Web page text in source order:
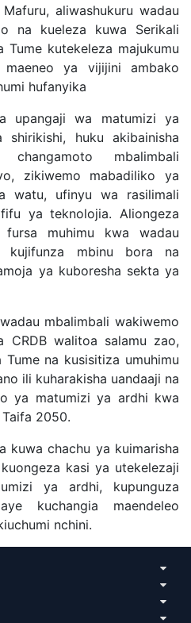
aliwashukuru wadau
na kueleza kuwa Serikali
Tume kutekeleza majukumu
ya vijijini ambako
hufanyika
upangaji wa matumizi ya
huku akibainisha
mbalimbali
zikiwemo mabadiliko ya
watu, ufinyu wa rasilimali
ya teknolojia. Aliongeza
muhimu kwa wadau
kujifunza mbinu bora na
ya kuboresha sekta ya
mbalimbali wakiwemo
CRDB walitoa salamu zao,
na kusisitiza umuhimu
ili kuharakisha uandaaji na
ya matumizi ya ardhi kwa
2050.
kuwa chachu ya kuimarisha
kasi ya utekelezaji
ya ardhi, kupunguza
kuchangia maendeleo
nchini.